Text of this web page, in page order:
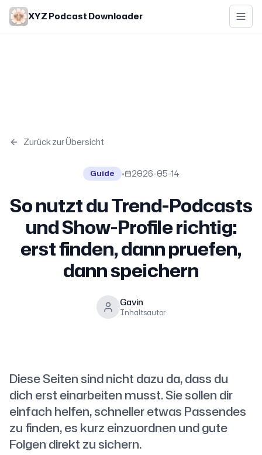
Skip to main content
XYZ Podcast Downloader
Zurück zur Übersicht
Guide • 2026-05-14
So nutzt du Trend-Podcasts
und Show-Profile richtig:
erst finden, dann pruefen,
dann speichern
Gavin
Inhaltsautor
Diese Seiten sind nicht dazu da, dass du
dich erst einarbeiten musst. Sie sollen dir
einfach helfen, schneller etwas Passendes
zu finden, es kurz einzuordnen und gute
Folgen direkt zu sichern.